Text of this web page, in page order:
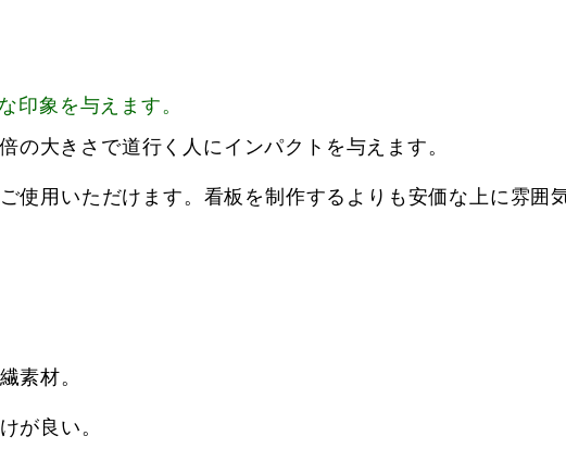
印象を与えます。
大きさで道行く人にインパクトを与えます。
使用いただけます。看板を制作するよりも安価な上に雰囲
素材。
が良い。